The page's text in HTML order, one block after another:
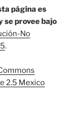
página es
se provee bajo
No
.
2.5 Mexico